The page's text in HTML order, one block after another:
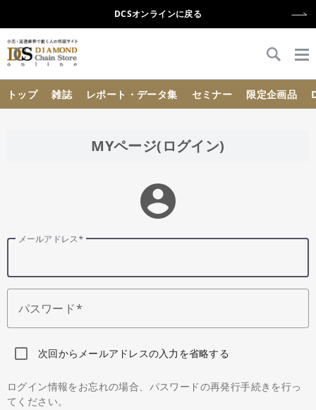
DCSオンラインに戻る
トップ 雑誌 レポート・データ集 セミナー 限定企画品
MYページ(ログイン)
account_circle
メールアドレス
パスワード
次回からメールアドレスの入力を省略する
ログイン情報をお忘れの場合、パスワードの再発行手続きを行っ
てください。